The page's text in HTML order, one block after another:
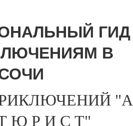
ГИД
В
"А
Ю Р И С Т"